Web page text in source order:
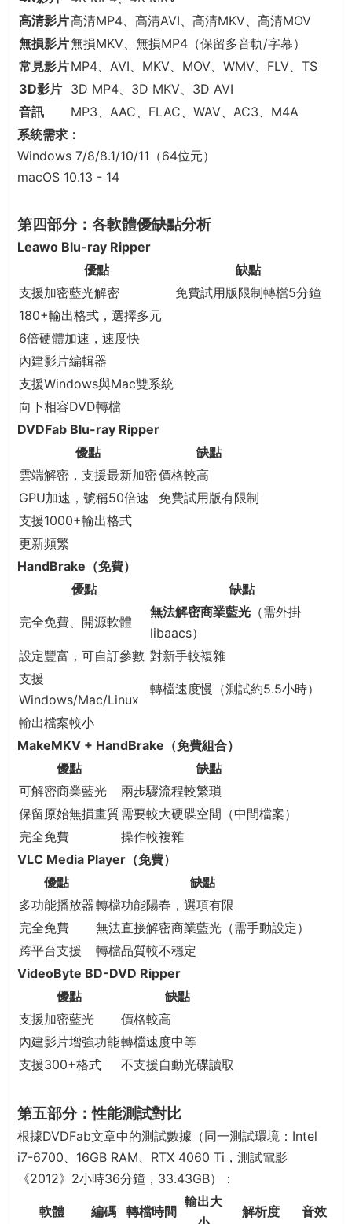
高清影片高清MP4、高清AVI、高清MKV、高清MOV
無損影片無損MKV、無損MP4（保留多音軌/字幕）
常見影片MP4、AVI、MKV、MOV、WMV、FLV、TS
3D影片 3D MP4、3D MKV、3D AVI
音訊
MP3、AAC、FLAC、WAV、AC3、M4A
系統需求：
Windows 7/8/8.1/10/11（64位元）
macOS 10.13 - 14
第四部分：各軟體優缺點分析
Leawo Blu-ray Ripper
優點
缺點
支援加密藍光解密
免費試用版限制轉檔5分鐘
180+輸出格式，選擇多元
6倍硬體加速，速度快
內建影片編輯器
支援Windows與Mac雙系統
向下相容DVD轉檔
DVDFab Blu-ray Ripper
優點
缺點
雲端解密，支援最新加密價格較高
GPU加速，號稱50倍速
免費試用版有限制
支援1000+輸出格式
更新頻繁
HandBrake（免費）
優點
缺點
完全免費、開源軟體
無法解密商業藍光 （需外掛
libaacs）
設定豐富，可自訂參數 對新手較複雜
支援
Windows/Mac/Linux
轉檔速度慢（測試約5.5小時）
輸出檔案較小
MakeMKV + HandBrake（免費組合）
優點
缺點
可解密商業藍光
兩步驟流程較繁瑣
保留原始無損畫質需要較大硬碟空間（中間檔案）
完全免費
操作較複雜
VLC Media Player（免費）
優點
缺點
多功能播放器轉檔功能陽春，選項有限
完全免費
無法直接解密商業藍光（需手動設定）
跨平台支援
轉檔品質較不穩定
VideoByte BD-DVD Ripper
優點
缺點
支援加密藍光
價格較高
內建影片增強功能轉檔速度中等
支援300+格式
不支援自動光碟讀取
第五部分：性能測試對比
根據DVDFab文章中的測試數據（同一測試環境：Intel
i7-6700、16GB RAM、RTX 4060 Ti，測試電影
《2012》2小時36分鐘，33.43GB）：
軟體 編碼 轉檔時間
輸出大
解析度 音效